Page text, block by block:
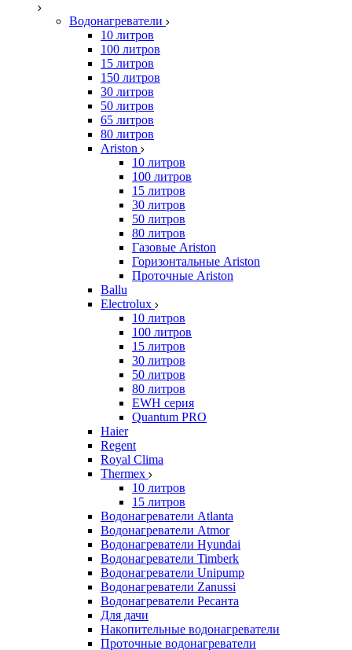
Водонагреватели
10 литров
100 литров
15 литров
150 литров
30 литров
50 литров
65 литров
80 литров
Ariston
10 литров
100 литров
15 литров
30 литров
50 литров
80 литров
Газовые Ariston
Горизонтальные Ariston
Проточные Ariston
Ballu
Electrolux
10 литров
100 литров
15 литров
30 литров
50 литров
80 литров
EWH серия
Quantum PRO
Haier
Regent
Royal Clima
Thermex
10 литров
15 литров
Водонагреватели Atlanta
Водонагреватели Atmor
Водонагреватели Hyundai
Водонагреватели Timberk
Водонагреватели Unipump
Водонагреватели Zanussi
Водонагреватели Ресанта
Для дачи
Накопительные водонагреватели
Проточные водонагреватели